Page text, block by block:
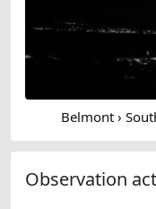
Belmont ›
Observation